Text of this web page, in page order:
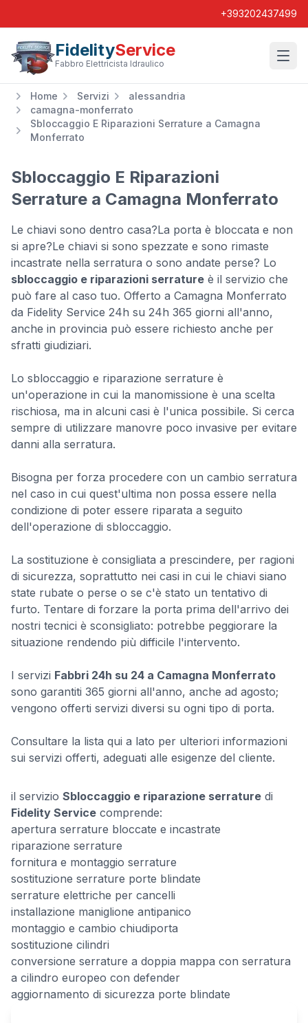
+393202437499
FidelityService
Fabbro Elettricista Idraulico
Home Servizi
alessandria
camagna-monferrato
Sbloccaggio E Riparazioni Serrature a Camagna
Monferrato
Sbloccaggio E Riparazioni
Serrature a Camagna Monferrato
Le chiavi sono dentro casa?La porta è bloccata e non
si apre?Le chiavi si sono spezzate e sono rimaste
incastrate nella serratura o sono andate perse? Lo
sbloccaggio e riparazioni serrature è il servizio che
può fare al caso tuo. Offerto a Camagna Monferrato
da Fidelity Service 24h su 24h 365 giorni all'anno,
anche in provincia può essere richiesto anche per
sfratti giudiziari.
Lo sbloccaggio e riparazione serrature è
un'operazione in cui la manomissione è una scelta
rischiosa, ma in alcuni casi è l'unica possibile. Si cerca
sempre di utilizzare manovre poco invasive per evitare
danni alla serratura.
Bisogna per forza procedere con un cambio serratura
nel caso in cui quest'ultima non possa essere nella
condizione di poter essere riparata a seguito
dell'operazione di sbloccaggio.
La sostituzione è consigliata a prescindere, per ragioni
di sicurezza, soprattutto nei casi in cui le chiavi siano
state rubate o perse o se c'è stato un tentativo di
furto. Tentare di forzare la porta prima dell'arrivo dei
nostri tecnici è sconsigliato: potrebbe peggiorare la
situazione rendendo più difficile l'intervento.
I servizi Fabbri 24h su 24 a Camagna Monferrato
sono garantiti 365 giorni all'anno, anche ad agosto;
vengono offerti servizi diversi su ogni tipo di porta.
Consultare la lista qui a lato per ulteriori informazioni
sui servizi offerti, adeguati alle esigenze del cliente.
il servizio Sbloccaggio e riparazione serrature di
Fidelity Service comprende:
apertura serrature bloccate e incastrate
riparazione serrature
fornitura e montaggio serrature
sostituzione serrature porte blindate
serrature elettriche per cancelli
installazione maniglione antipanico
montaggio e cambio chiudiporta
sostituzione cilindri
conversione serrature a doppia mappa con serratura
a cilindro europeo con defender
aggiornamento di sicurezza porte blindate